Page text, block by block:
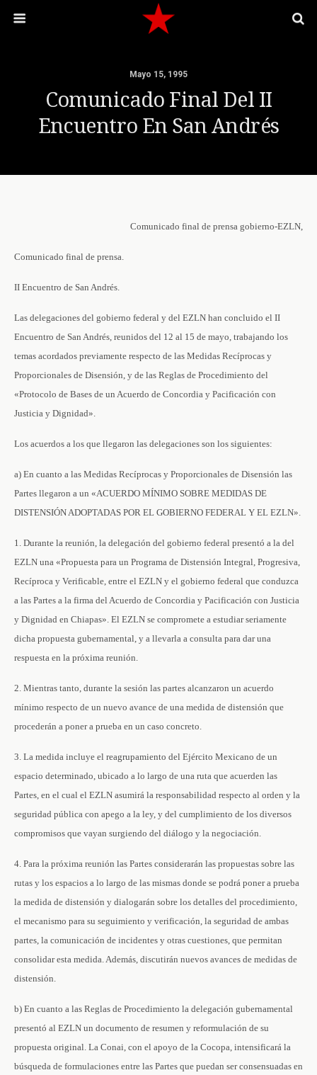
Mayo 15, 1995
Comunicado Final Del II
Encuentro En San Andrés
Comunicado final de prensa gobierno-EZLN,
Comunicado final de prensa.
II Encuentro de San Andrés.
Las delegaciones del gobierno federal y del EZLN han concluido el II
Encuentro de San Andrés, reunidos del 12 al 15 de mayo, trabajando los
temas acordados previamente respecto de las Medidas Recíprocas y
Proporcionales de Disensión, y de las Reglas de Procedimiento del
«Protocolo de Bases de un Acuerdo de Concordia y Pacificación con
Justicia y Dignidad».
Los acuerdos a los que llegaron las delegaciones son los siguientes:
a) En cuanto a las Medidas Recíprocas y Proporcionales de Disensión las
Partes llegaron a un «ACUERDO MÍNIMO SOBRE MEDIDAS DE
DISTENSIÓN ADOPTADAS POR EL GOBIERNO FEDERAL Y EL EZLN».
1. Durante la reunión, la delegación del gobierno federal presentó a la del
EZLN una «Propuesta para un Programa de Distensión Integral, Progresiva,
Recíproca y Verificable, entre el EZLN y el gobierno federal que conduzca
a las Partes a la firma del Acuerdo de Concordia y Pacificación con Justicia
y Dignidad en Chiapas». El EZLN se compromete a estudiar seriamente
dicha propuesta gubernamental, y a llevarla a consulta para dar una
respuesta en la próxima reunión.
2. Mientras tanto, durante la sesión las partes alcanzaron un acuerdo
mínimo respecto de un nuevo avance de una medida de distensión que
procederán a poner a prueba en un caso concreto.
3. La medida incluye el reagrupamiento del Ejército Mexicano de un
espacio determinado, ubicado a lo largo de una ruta que acuerden las
Partes, en el cual el EZLN asumirá la responsabilidad respecto al orden y la
seguridad pública con apego a la ley, y del cumplimiento de los diversos
compromisos que vayan surgiendo del diálogo y la negociación.
4. Para la próxima reunión las Partes considerarán las propuestas sobre las
rutas y los espacios a lo largo de las mismas donde se podrá poner a prueba
la medida de distensión y dialogarán sobre los detalles del procedimiento,
el mecanismo para su seguimiento y verificación, la seguridad de ambas
partes, la comunicación de incidentes y otras cuestiones, que permitan
consolidar esta medida. Además, discutirán nuevos avances de medidas de
distensión.
b) En cuanto a las Reglas de Procedimiento la delegación gubernamental
presentó al EZLN un documento de resumen y reformulación de su
propuesta original. La Conai, con el apoyo de la Cocopa, intensificará la
búsqueda de formulaciones entre las Partes que puedan ser consensuadas en